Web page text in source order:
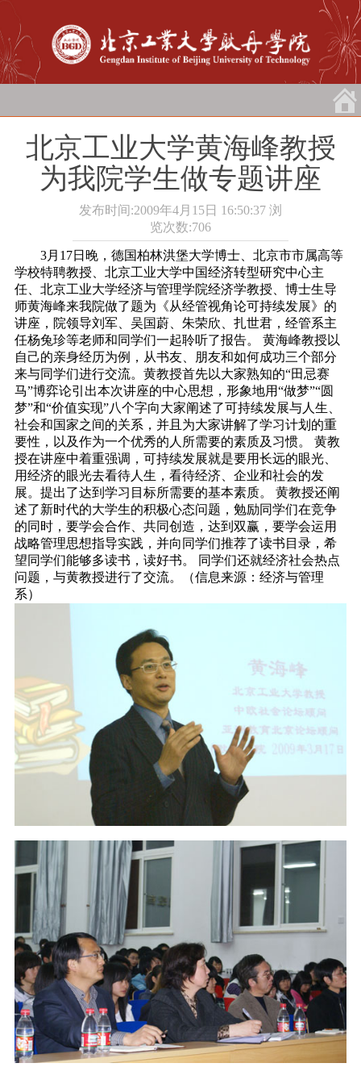
北京工业大学黄海峰教授
为我院学生做专题讲座
发布时间:2009年4月15日 16:50:37 浏
览次数:706
3月17日晚，德国柏林洪堡大学博士、北京市市属高等
学校特聘教授、北京工业大学中国经济转型研究中心主
任、北京工业大学经济与管理学院经济学教授、博士生导
师黄海峰来我院做了题为《从经管视角论可持续发展》的
讲座，院领导刘军、吴国蔚、朱荣欣、扎世君，经管系主
任杨兔珍等老师和同学们一起聆听了报告。
黄海峰教授以
自己的亲身经历为例，从书友、朋友和如何成功三个部分
来与同学们进行交流。黄教授首先以大家熟知的“田忌赛
马”博弈论引出本次讲座的中心思想，形象地用“做梦”“圆
梦”和“价值实现”八个字向大家阐述了可持续发展与人生、
社会和国家之间的关系，并且为大家讲解了学习计划的重
要性，以及作为一个优秀的人所需要的素质及习惯。
黄教
授在讲座中着重强调，可持续发展就是要用长远的眼光、
用经济的眼光去看待人生，看待经济、企业和社会的发
展。提出了达到学习目标所需要的基本素质。
黄教授还阐
述了新时代的大学生的积极心态问题，勉励同学们在竞争
的同时，要学会合作、共同创造，达到双赢，要学会运用
战略管理思想指导实践，并向同学们推荐了读书目录，希
望同学们能够多读书，读好书。
同学们还就经济社会热点
问题，与黄教授进行了交流。（信息来源：经济与管理
系）